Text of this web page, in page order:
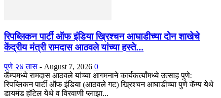
रिपब्लिकन पार्टी ऑफ इंडिया ख्रिश्चन आघाडीच्या दोन शाखेचे
केंद्रीय मंत्री रामदास आठवले यांच्या हस्ते...
पुणे २४ तास - August 7, 2026 0
कॅम्पमध्ये रामदास आठवले यांच्या आगमनाने कार्यकर्त्यांमध्ये उत्साह पुणे:
रिपब्लिकन पार्टी ऑफ इंडिया (आठवले गट) ख्रिश्चन आघाडीच्या पुणे कॅम्प येथे
डायमंड हॉटेल येथे व विरवाणी प्लाझा...